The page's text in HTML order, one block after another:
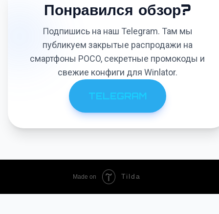
Понравился обзор?
Подпишись на наш Telegram. Там мы
публикуем закрытые распродажи на
смартфоны POCO, секретные промокоды и
свежие конфиги для Winlator.
TELEGRAM
АССИСТЕНТ ПО СКИДКАМ
Made on Tilda